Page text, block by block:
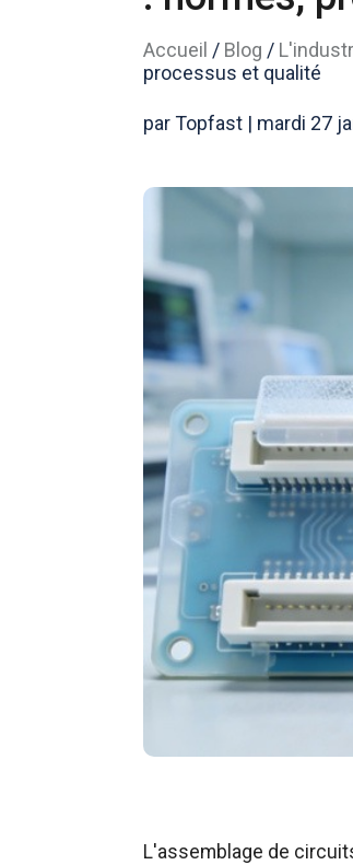
Accueil / Blog /
processus et qualité
par Topfast | mardi 27
L'assemblage de